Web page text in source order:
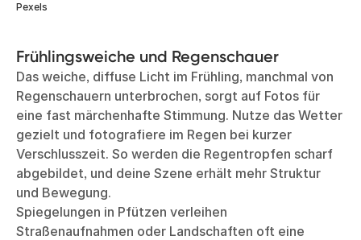
Pexels
Frühlingsweiche und Regenschauer
Das weiche, diffuse Licht im Frühling, manchmal von
Regenschauern unterbrochen, sorgt auf Fotos für
eine fast märchenhafte Stimmung. Nutze das Wetter
gezielt und fotografiere im Regen bei kurzer
Verschlusszeit. So werden die Regentropfen scharf
abgebildet, und deine Szene erhält mehr Struktur
und Bewegung.
Spiegelungen in Pfützen verleihen
Straßenaufnahmen oder Landschaften oft eine